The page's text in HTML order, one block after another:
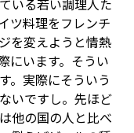
いる若い調理人た
ツ料理をフレンチ
を変えようと情熱
にいます。そうい
。実際にそういう
いですし。先ほど
他の国の人と比べ